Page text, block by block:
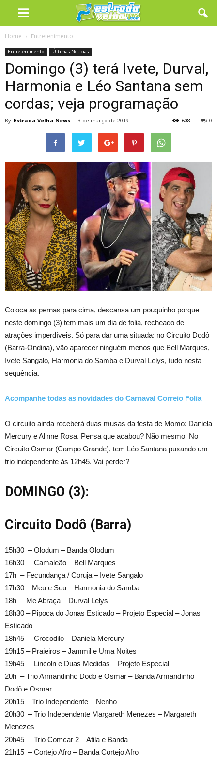
Home Entretenimento
Entretenimento Últimas Notícias
Domingo (3) terá Ivete, Durval,
Harmonia e Léo Santana sem
cordas; veja programação
By Estrada Velha News - 3 de março de 2019 0
608
Coloca as pernas para cima, descansa um pouquinho porque
neste domingo (3) tem mais um dia de folia, recheado de
atrações imperdíveis. Só para dar uma situada: no Circuito Dodô
(Barra-Ondina), vão aparecer ninguém menos que Bell Marques,
Ivete Sangalo, Harmonia do Samba e Durval Lelys, tudo nesta
sequência.
Acompanhe todas as novidades do Carnaval Correio Folia
O circuito ainda receberá duas musas da festa de Momo: Daniela
Mercury e Alinne Rosa. Pensa que acabou? Não mesmo. No
Circuito Osmar (Campo Grande), tem Léo Santana puxando um
trio independente às 12h45. Vai perder?
DOMINGO (3):
Circuito Dodô (Barra)
15h30 – Olodum – Banda Olodum
16h30 – Camaleão – Bell Marques
17h – Fecundança / Coruja – Ivete Sangalo
17h30 – Meu e Seu – Harmonia do Samba
18h – Me Abraça – Durval Lelys
18h30 – Pipoca do Jonas Esticado – Projeto Especial – Jonas
Esticado
18h45 – Crocodilo – Daniela Mercury
19h15 – Praieiros – Jammil e Uma Noites
19h45 – Lincoln e Duas Medidas – Projeto Especial
20h – Trio Armandinho Dodô e Osmar – Banda Armandinho
Dodô e Osmar
20h15 – Trio Independente – Nenho
20h30 – Trio Independente Margareth Menezes – Margareth
Menezes
20h45 – Trio Comcar 2 – Atila e Banda
21h15 – Cortejo Afro – Banda Cortejo Afro